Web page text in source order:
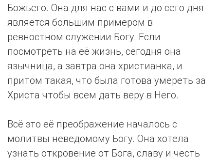
Божьего. Она для нас с вами и до сего дня
является большим примером в
ревностном служении Богу. Если
посмотреть на её жизнь, сегодня она
язычница, а завтра она христианка, и
притом такая, что была готова умереть за
Христа чтобы всем дать веру в Него.
Всё это её преображение началось с
молитвы неведомому Богу. Она хотела
узнать откровение от Бога, славу и честь